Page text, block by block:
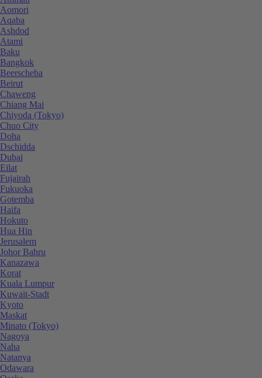
Aomori
Aqaba
Ashdod
Atami
Baku
Bangkok
Beerscheba
Beirut
Chaweng
Chiang Mai
Chiyoda (Tokyo)
Chuo City
Doha
Dschidda
Dubai
Eilat
Fujairah
Fukuoka
Gotemba
Haifa
Hokuto
Hua Hin
Jerusalem
Johor Bahru
Kanazawa
Korat
Kuala Lumpur
Kuwait-Stadt
Kyoto
Maskat
Minato (Tokyo)
Nagoya
Naha
Natanya
Odawara